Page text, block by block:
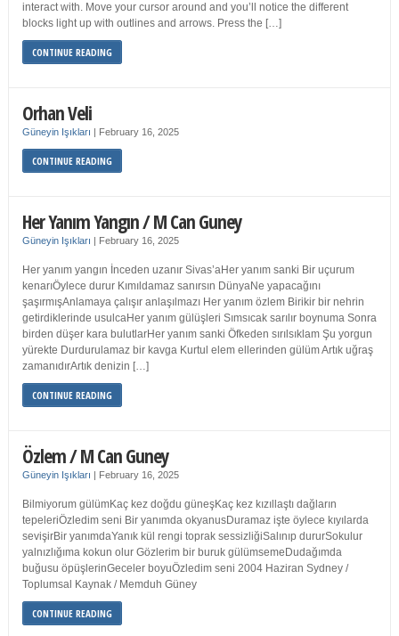
interact with. Move your cursor around and you’ll notice the different
blocks light up with outlines and arrows. Press the […]
CONTINUE READING
Orhan Veli
Güneyin Işıkları | February 16, 2025
CONTINUE READING
Her Yanım Yangın / M Can Guney
Güneyin Işıkları | February 16, 2025
Her yanım yangın İnceden uzanır Sivas’aHer yanım sanki Bir uçurum
kenarıÖylece durur Kımıldamaz sanırsın DünyaNe yapacağını
şaşırmışAnlamaya çalışır anlaşılmazı Her yanım özlem Birikir bir nehrin
getirdiklerinde usulcaHer yanım gülüşleri Sımsıcak sarılır boynuma Sonra
birden düşer kara bulutlarHer yanım sanki Öfkeden sırılsıklam Şu yorgun
yürekte Durdurulamaz bir kavga Kurtul elem ellerinden gülüm Artık uğraş
zamanıdırArtık denizin […]
CONTINUE READING
Özlem / M Can Guney
Güneyin Işıkları | February 16, 2025
Bilmiyorum gülümKaç kez doğdu güneşKaç kez kızıllaştı dağların
tepeleriÖzledim seni Bir yanımda okyanusDuramaz işte öylece kıyılarda
sevişirBir yanımdaYanık kül rengi toprak sessizliğiSalınıp dururSokulur
yalnızlığıma kokun olur Gözlerim bir buruk gülümsemeDudağımda
buğusu öpüşlerinGeceler boyuÖzledim seni 2004 Haziran Sydney /
Toplumsal Kaynak / Memduh Güney
CONTINUE READING